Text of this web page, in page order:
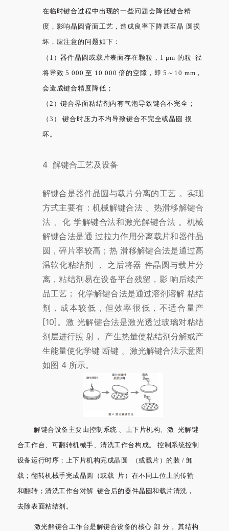
在临时键合过程中出现的一些问题会降低键合精
度，影响晶圆背面工艺，造成良率下降甚至晶 圆损
坏，应注意的问题如下：
（1）器件晶圆或载片表面存在颗粒，1 μm 的粒 径
将导致 5 000 至 10 000 倍的空隙，即 5～10 mm，
会造成键合精度降低；
（2）键合界面粘结剂内有气泡导致键合不完全；
（3） 键合时压力不均导致键合不完全或晶圆 损
坏。
4 解键合工艺及设备
解键合是器件晶圆与载片分离的工艺 。实现
方式主要有：机械解键合法 、热滑移解键合
法 、化 学解键合法和激光解键合法 。机械
解键合法是通 过拉力作用分离载片和器件晶
圆，碎片率较高；热 滑移解键合法是通过高
温软化粘结剂 ， 之后将器 件晶圆与载片分
离，粘结剂易在设备平台残留，影 响后续产
品工艺； 化学解键合法是通过溶剂溶解 粘结
剂，成本较低，但效率很低，不适合量产
[10]。激 光解键合法是激光透过玻璃对粘结
剂层进行照 射， 产生热量使粘结剂分解或产
生能量使化学键 断键 。激光解键合法示意图
如图 4 所示。
解键合设备主要由控制系统 、上下片机构、激 光解键
合工作台、可翻转机械手、清洗工作台构成。 控制系统控制
设备运行时序；上下片机构完成晶圆 （或载片）的装 / 卸
载；翻转机械手完成晶圆（或载 片）在不同工位上的传输
和翻转；清洗工作台对解 键合后的器件晶圆和载片清洗，
去除表面粘结剂。
激光解键合工作台是解键合设备的核心 部 分 。其结构